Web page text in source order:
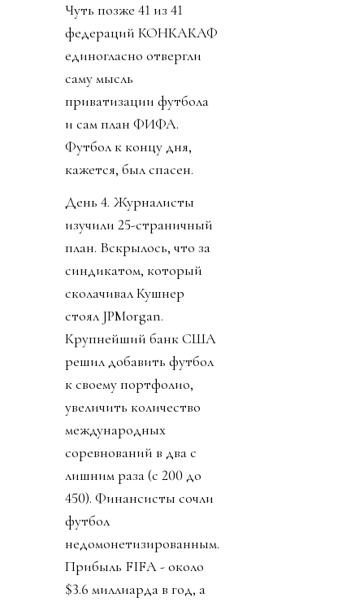
Чуть позже 41 из 41
федераций КОНКАКАФ
единогласно отвергли
саму мысль
приватизации футбола
и сам план ФИФА.
Футбол к концу дня,
кажется, был спасен.
День 4. Журналисты
изучили 25-страничный
план. Вскрылось, что за
синдикатом, который
сколачивал Кушнер
стоял JPMorgan.
Крупнейший банк США
решил добавить футбол
к своему портфолио,
увеличить количество
международных
соревнований в два с
лишним раза (с 200 до
450). Финансисты сочли
футбол
недомонетизированным.
Прибыль FIFA - около
$3.6 миллиарда в год, а